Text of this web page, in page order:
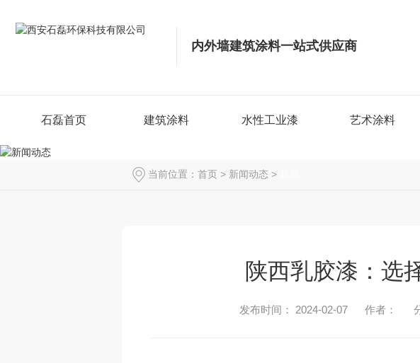
内外墙建筑涂料一站式供应商
石磊首页 建筑涂料 水性工业漆 艺术涂料
当前位置： 首页 > 新闻动态 >
陕西乳胶漆：选
发布时间： 2024-02-07 作者：